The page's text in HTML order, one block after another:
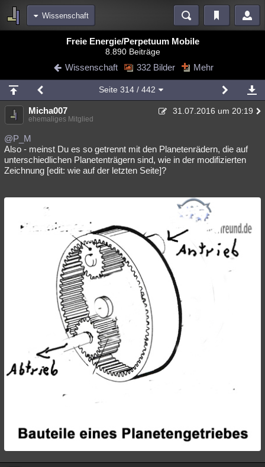
Wissenschaft
Blogs Videos
Chat Wiki Neuigkeiten
meine Rubriken
Menschen Wissenschaft Mystery Kriminalfälle
Spiritualität
Natur Umfragen Unterhaltung
weitere Rubriken
Philosophie Träume Orte Esoterik Literatur
Gaming Filme
Verbesserungen Allmystery English
Teilgenommen Alle Neue
Schlüsselwörter
Freie Energie/Perpetuum Mobile
8.890 Beiträge
Wissenschaft 332 Bilder Mehr
Seite 314/ 442
Micha007 31.07.2016 um 20:19
ehemaliges Mitglied
@P_M
Also - meinst Du es so getrennt mit den Planetenrädern, die auf
unterschiedlichen Planetenträgern sind, wie in der modifizierten
Zeichnung [edit: wie auf der letzten Seite]?